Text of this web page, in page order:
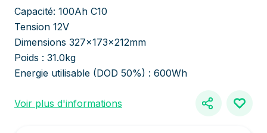
Capacité: 100Ah C10
Tension 12V
Dimensions 327x173x212mm
Poids : 31.0kg
Energie utilisable (DOD 50%) : 600Wh
Voir plus d'informations